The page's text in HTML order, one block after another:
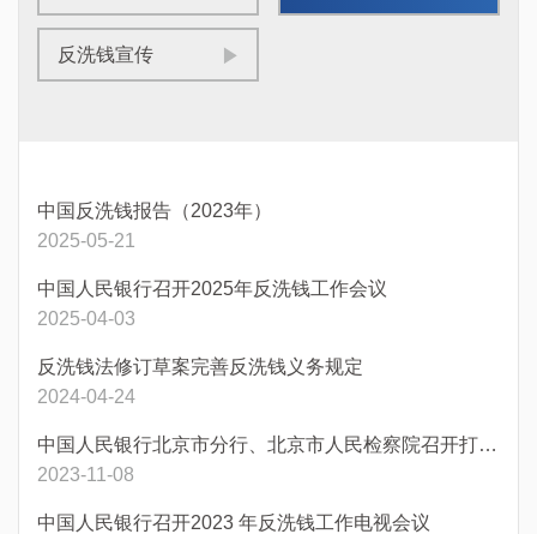
反洗钱宣传
中国反洗钱报告（2023年）
2025-05-21
中国人民银行召开2025年反洗钱工作会议
2025-04-03
反洗钱法修订草案完善反洗钱义务规定
2024-04-24
中国人民银行北京市分行、北京市人民检察院召开打击治理洗钱犯罪工作新闻发布会
2023-11-08
中国人民银行召开2023 年反洗钱工作电视会议